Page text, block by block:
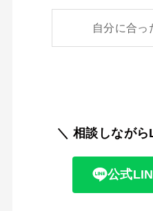
自分に合っ
＼ 相談しなが
公式